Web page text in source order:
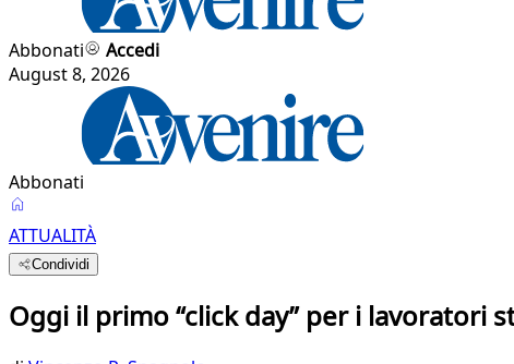
Abbonati
Accedi
August 8, 2026
Abbonati
ATTUALITÀ
Condividi
Oggi il primo “click day” per i lavoratori